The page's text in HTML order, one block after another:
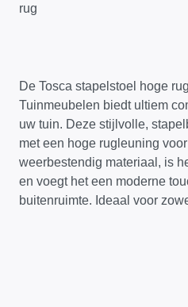
rug
De Tosca stapelstoel hoge
Tuinmeubelen biedt ultiem
uw tuin. Deze stijlvolle,
met een hoge rugleuning
weerbestendig materiaal, is
en voegt het een moderne
buitenruimte. Ideaal voor